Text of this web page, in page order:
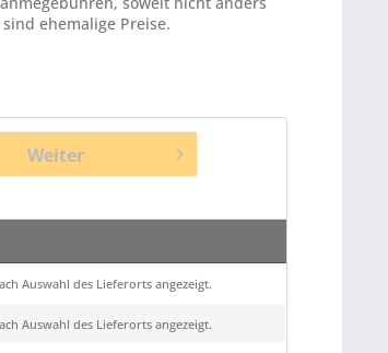
ehemalige Preise.
Weiter
Auswahl des Lieferorts angezeigt.
Auswahl des Lieferorts angezeigt.